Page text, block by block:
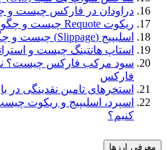
دراودان در فارکس چیست و
ریکوت Requote چیست و چگونه می‌توان از آن اجتناب کرد؟
اسلیپیج (Slippage) چیست و چگونه می توان از آن اجتناب کرد
استاپ هانتینگ چیست و
سود مرکب فارکس چیست؟
فارکس
استخرهای تامین نقدینگی در
اسپرد، اسلیپیج و ریکوت
کنیم؟
معرفی ارزها